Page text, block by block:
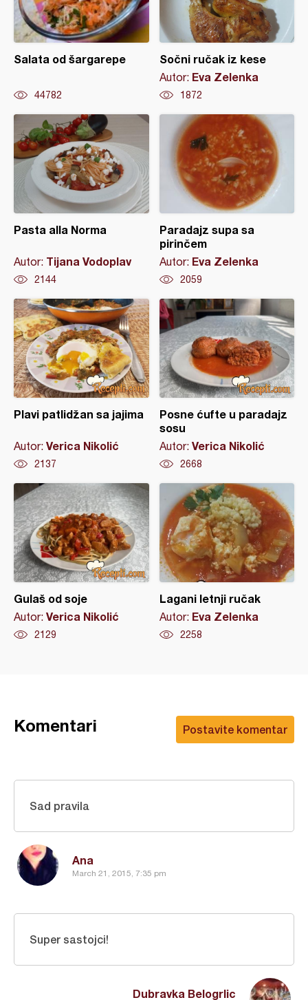
Salata od šargarepe
44782
Sočni ručak iz kese
Autor: Eva Zelenka
1872
Pasta alla Norma
Autor: Tijana Vodoplav
2144
Paradajz supa sa
pirinčem
Autor: Eva Zelenka
2059
Plavi patlidžan sa jajima
Autor: Verica Nikolić
2137
Posne ćufte u paradajz
sosu
Autor: Verica Nikolić
2668
Gulaš od soje
Autor: Verica Nikolić
2129
Lagani letnji ručak
Autor: Eva Zelenka
2258
Postavite komentar
Komentari
Ana
March 21, 2015, 7:35 pm
Sad pravila
Dubravka Belogrlic
Super sastojci!